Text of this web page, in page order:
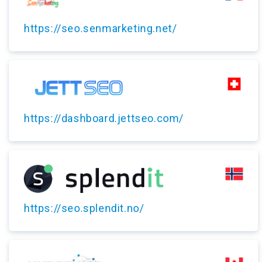
https://seo.senmarketing.net/
https://dashboard.jettseo.com/
https://seo.splendit.no/